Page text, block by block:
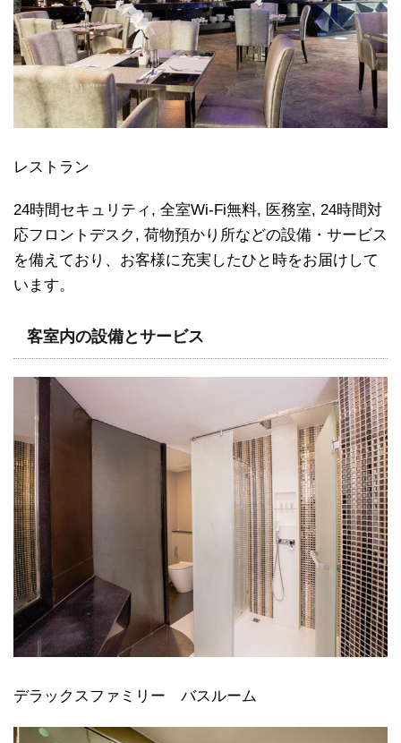
レストラン
24時間セキュリティ, 全室Wi-Fi無料, 医務室, 24時間対
応フロントデスク, 荷物預かり所などの設備・サービス
を備えており、お客様に充実したひと時をお届けして
います。
客室内の設備とサービス
デラックスファミリー バスルーム